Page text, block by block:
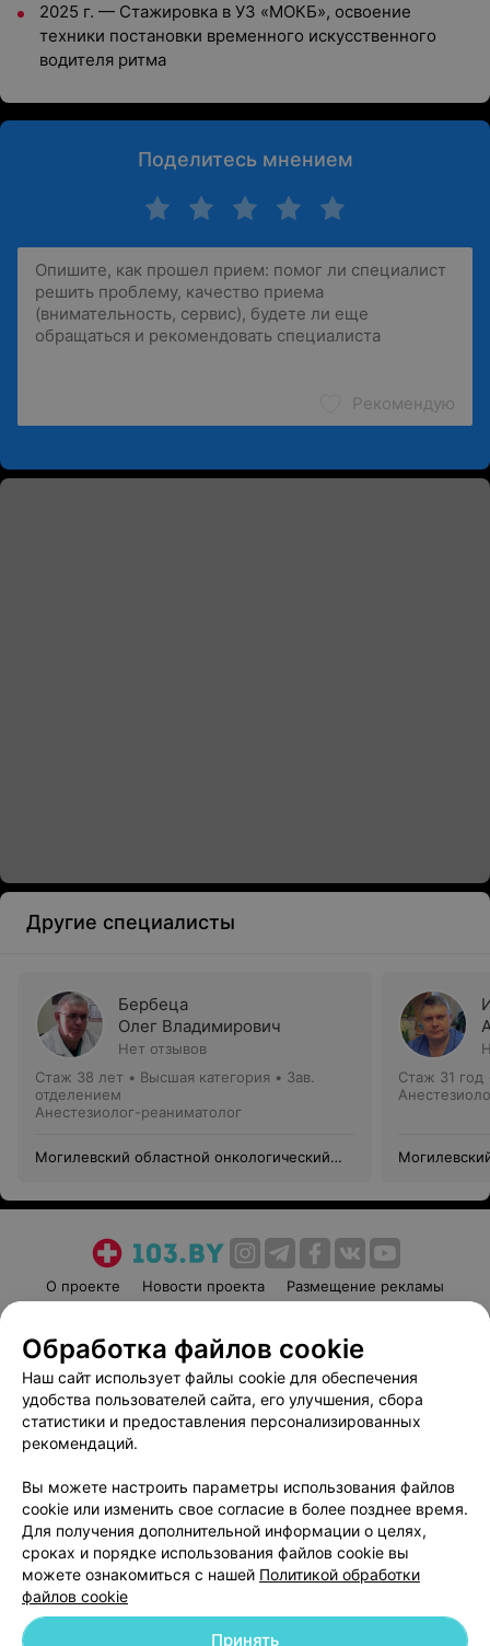
2025 г. — Стажировка в УЗ «МОКБ», освоение
техники постановки временного искусственного
водителя ритма
Поделитесь мнением
Рекомендую
Другие специалисты
Бербеца
Олег Владимирович
Нет отзывов
Стаж 38 лет • Высшая категория • Зав.
отделением
Анестезиолог-реаниматолог
Могилевский областной онкологический
Стаж 31 год
О проекте Новости проекта
Размещение рекламы
Пользовательское соглашение
Способы оплаты
Вакансии
Партнеры
Написать руководителю 103.by
Обработка персональных данных
Обработка файлов cookie
Наш сайт использует файлы cookie для обеспечения
удобства пользователей сайта, его улучшения, сбора
статистики и предоставления персонализированных
рекомендаций.
Вы можете настроить параметры использования файлов
cookie или изменить свое согласие в более позднее время.
Для получения дополнительной информации о целях,
сроках и порядке использования файлов cookie вы
можете ознакомиться с нашей Политикой обработки
файлов cookie
Принять